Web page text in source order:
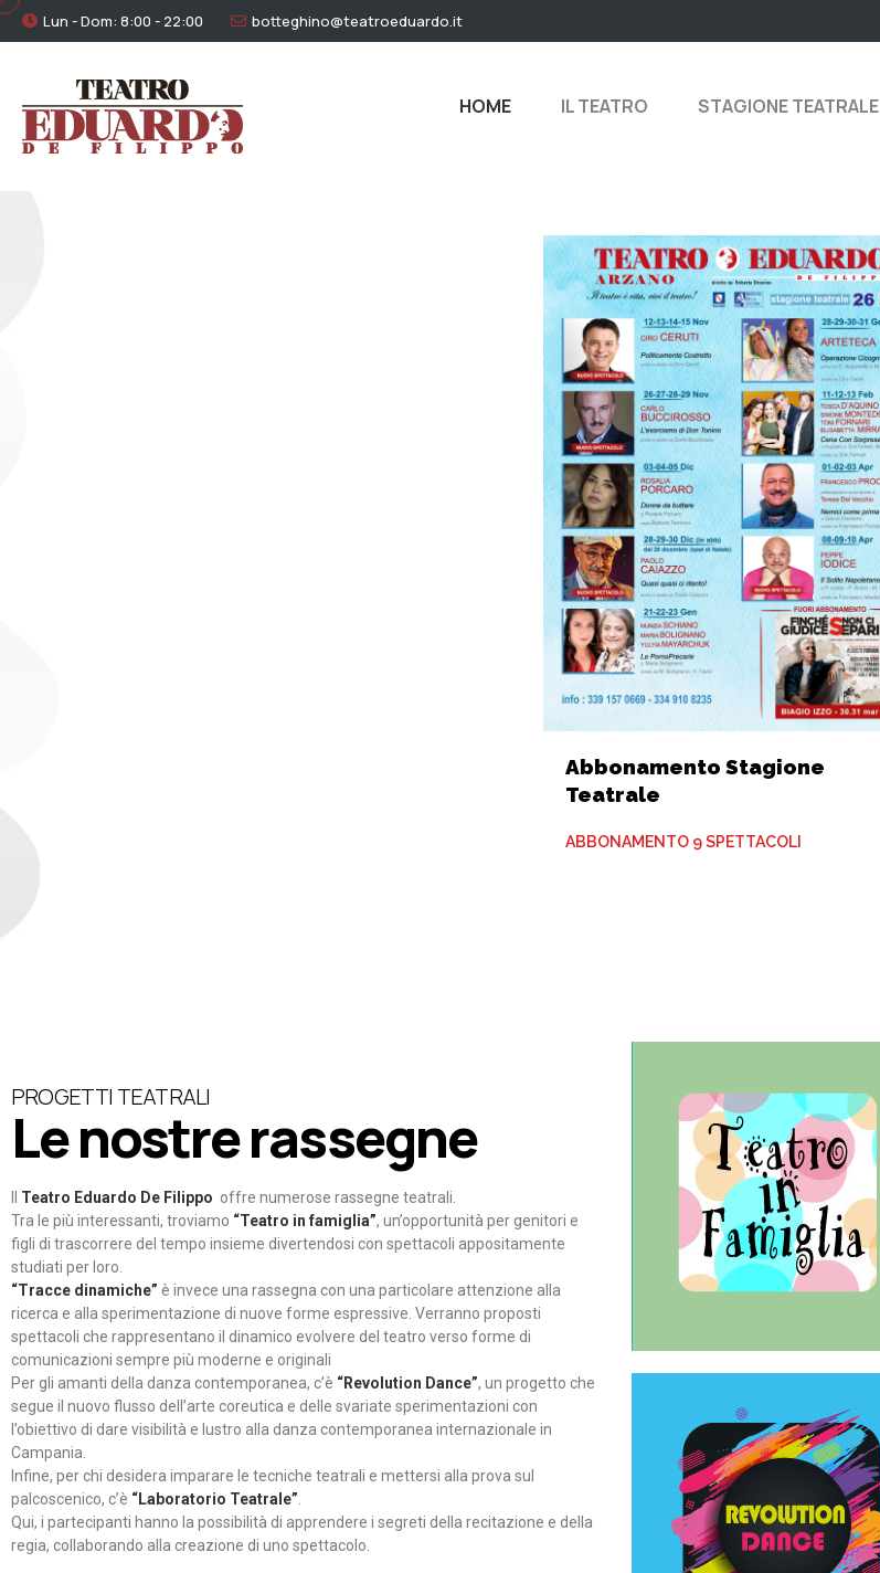
Lun - Dom: 8:00 - 22:00 botteghino@teatroeduardo.it
HOME IL TEATRO STAGIONE TEATRALE
Abbonamento Stagione
Teatrale
ABBONAMENTO 9 SPETTACOLI
PROGETTI TEATRALI
Le nostre rassegne
Teatro Eduardo De Filippo offre numerose rassegne teatrali.
Tra le più interessanti, troviamo “Teatro in famiglia”, un’opportunità per genitori e
figli di trascorrere del tempo insieme divertendosi con spettacoli appositamente
studiati per loro.
“Tracce dinamiche” è invece una rassegna con una particolare attenzione alla
ricerca e alla sperimentazione di nuove forme espressive. Verranno proposti
spettacoli che rappresentano il dinamico evolvere del teatro verso forme di
comunicazioni sempre più moderne e originali
Per gli amanti della danza contemporanea, c’è “Revolution Dance”, un progetto che
segue il nuovo flusso dell’arte coreutica e delle svariate sperimentazioni con
l’obiettivo di dare visibilità e lustro alla danza contemporanea internazionale in
Campania.
Infine, per chi desidera imparare le tecniche teatrali e mettersi alla prova sul
palcoscenico, c’è “Laboratorio Teatrale”
Qui, i partecipanti hanno la possibilità di apprendere i segreti della recitazione e della
regia, collaborando alla creazione di uno spettacolo.
Teatro in famiglia
Teatro In Famiglia è una
rassegna di teatro concepita
per far condividere e godere
del teatro all’intera famiglia.
Continua
Rassegna di danza
contemporanea – I Edizione
Continua